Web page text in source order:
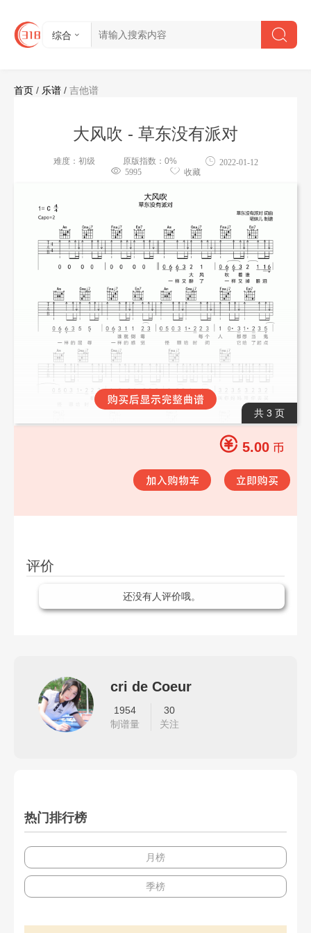
综合
首页 / 乐谱 / 吉他谱
大风吹 - 草东没有派对
难度：初级 原版指数：0%
2022-01-12
5995
收藏
共 3 页
5.00
评价
还没有人评价哦。
cri de Coeur
1954
制谱量
30
关注
热门排行榜
月榜
季榜